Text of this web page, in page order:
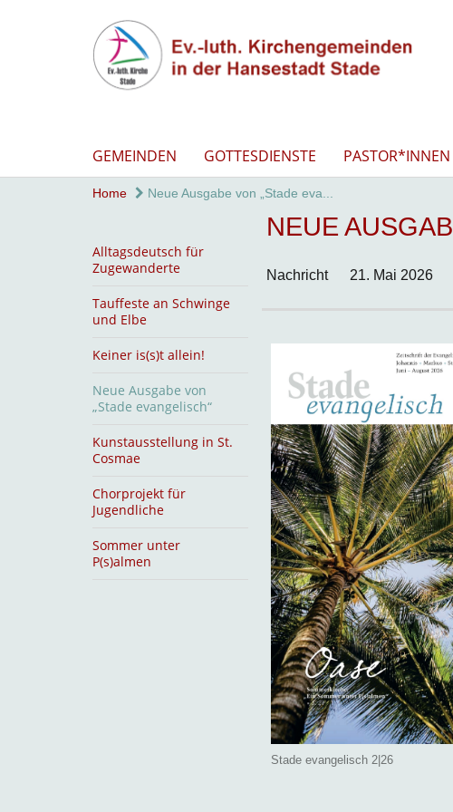
GEMEINDEN GOTTESDIENSTE PASTOR*INNEN
Home Neue Ausgabe von „Stade eva...
Alltagsdeutsch für
Zugewanderte
Tauffeste an Schwinge
und Elbe
Keiner is(s)t allein!
Neue Ausgabe von
„Stade evangelisch“
Kunstausstellung in St.
Cosmae
Chorprojekt für
Jugendliche
Sommer unter
P(s)almen
NEUE
Nachricht 21. Mai 2026
Stade evangelisch 2|26